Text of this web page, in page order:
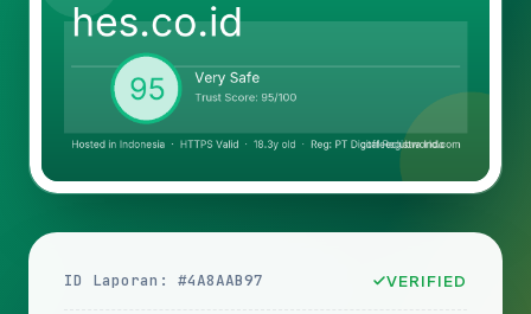
ID Laporan: #4A8AAB97 VERIFIED